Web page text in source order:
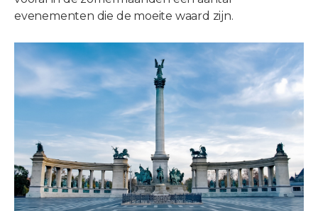
evenementen die de moeite waard zijn.